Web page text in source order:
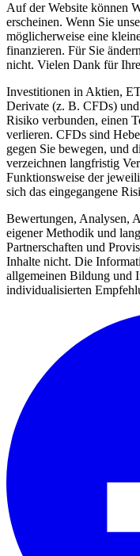
Auf der Website können
erscheinen. Wenn Sie
möglicherweise eine
finanzieren. Für Sie
nicht. Vielen Dank für
Investitionen in Aktien,
Derivate (z. B. CFDs)
Risiko verbunden, einen
verlieren. CFDs sind
gegen Sie bewegen, und
verzeichnen langfristig
Funktionsweise der
sich das eingegangene
Bewertungen, Analysen,
eigener Methodik und
Partnerschaften und
Inhalte nicht. Die
allgemeinen Bildung und
individualisierten